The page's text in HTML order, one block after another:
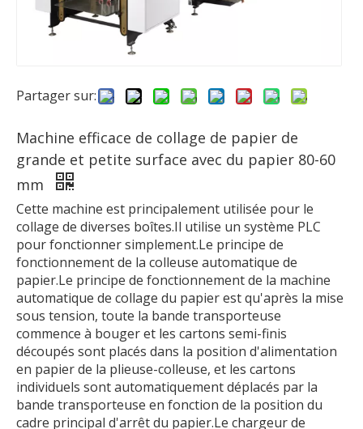
Partager sur:
Machine efficace de collage de papier de
grande et petite surface avec du papier 80-60
mm
Cette machine est principalement utilisée pour le
collage de diverses boîtes.Il utilise un système PLC
pour fonctionner simplement.Le principe de
fonctionnement de la colleuse automatique de
papier.Le principe de fonctionnement de la machine
automatique de collage du papier est qu'après la mise
sous tension, toute la bande transporteuse
commence à bouger et les cartons semi-finis
découpés sont placés dans la position d'alimentation
en papier de la plieuse-colleuse, et les cartons
individuels sont automatiquement déplacés par la
bande transporteuse en fonction de la position du
cadre principal d'arrêt du papier.Le chargeur de